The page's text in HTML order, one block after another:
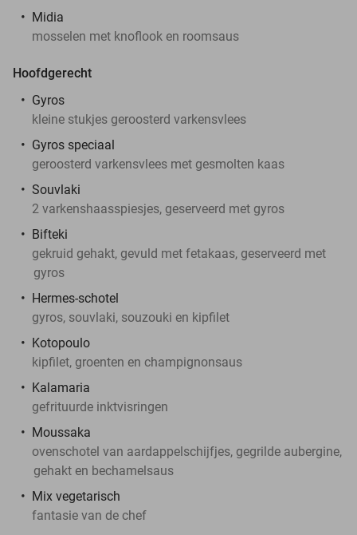
Midia
mosselen met knoflook en roomsaus
Hoofdgerecht
Gyros
kleine stukjes geroosterd varkensvlees
Gyros speciaal
geroosterd varkensvlees met gesmolten kaas
Souvlaki
2 varkenshaasspiesjes, geserveerd met gyros
Bifteki
gekruid gehakt, gevuld met fetakaas, geserveerd met
gyros
Hermes-schotel
gyros, souvlaki, souzouki en kipfilet
Kotopoulo
kipfilet, groenten en champignonsaus
Kalamaria
gefrituurde inktvisringen
Moussaka
ovenschotel van aardappelschijfjes, gegrilde aubergine,
gehakt en bechamelsaus
Mix vegetarisch
fantasie van de chef